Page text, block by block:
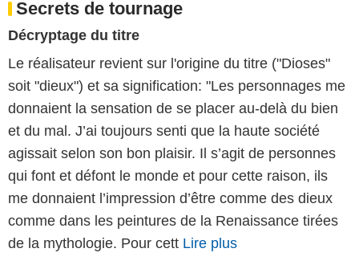
Secrets de tournage
Décryptage du titre
Le réalisateur revient sur l'origine du titre ("Dioses"
soit "dieux") et sa signification: "Les personnages me
donnaient la sensation de se placer au-delà du bien
et du mal. J’ai toujours senti que la haute société
agissait selon son bon plaisir. Il s’agit de personnes
qui font et défont le monde et pour cette raison, ils
me donnaient l’impression d’être comme des dieux
comme dans les peintures de la Renaissance tirées
de la mythologie. Pour cett Lire plus